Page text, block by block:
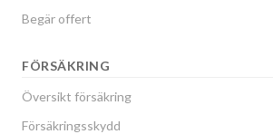
Begär offert
FÖRSÄKRING
Översikt försäkring
Försäkringsskydd